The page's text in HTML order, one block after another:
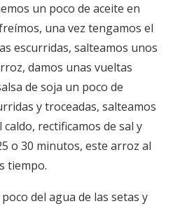
un poco de aceite en
una vez tengamos el
escurridas, salteamos unos
damos unas vueltas
de soja un poco de
y troceadas, salteamos
rectificamos de sal y
o 30 minutos, este arroz al
tiempo.
del agua de las setas y